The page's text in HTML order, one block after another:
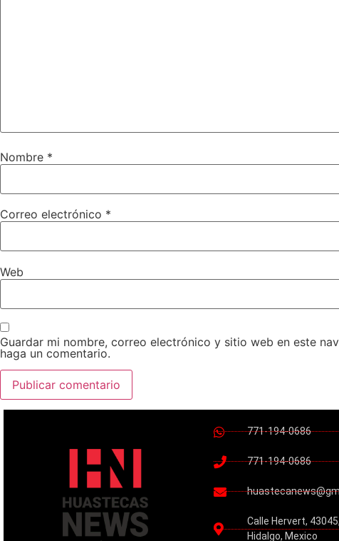
Nombre *
Correo electrónico *
Web
Guardar mi nombre, correo electrónico y sitio web en este
haga un comentario.
771-194-0686
771-194-0686
Calle Hervert,
Hidalgo, Mexico